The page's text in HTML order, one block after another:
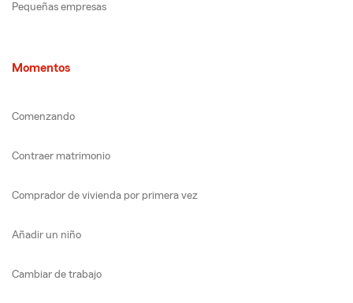
Pequeñas empresas
Momentos
Comenzando
Contraer matrimonio
Comprador de vivienda por primera vez
Añadir un niño
Cambiar de trabajo